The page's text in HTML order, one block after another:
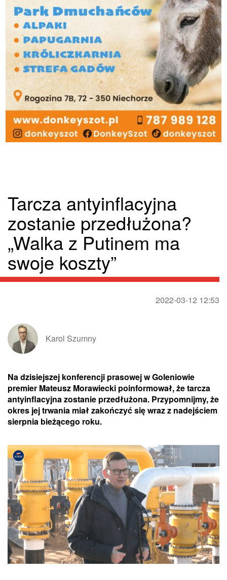
Tarcza antyinflacyjna
zostanie przedłużona?
„Walka z Putinem ma
swoje koszty”
2022-03-12 12:53
Karol Szumny
Na dzisiejszej konferencji prasowej w Goleniowie
premier Mateusz Morawiecki poinformował, że tarcza
antyinflacyjna zostanie przedłużona. Przypomnijmy, że
okres jej trwania miał zakończyć się wraz z nadejściem
sierpnia bieżącego roku.